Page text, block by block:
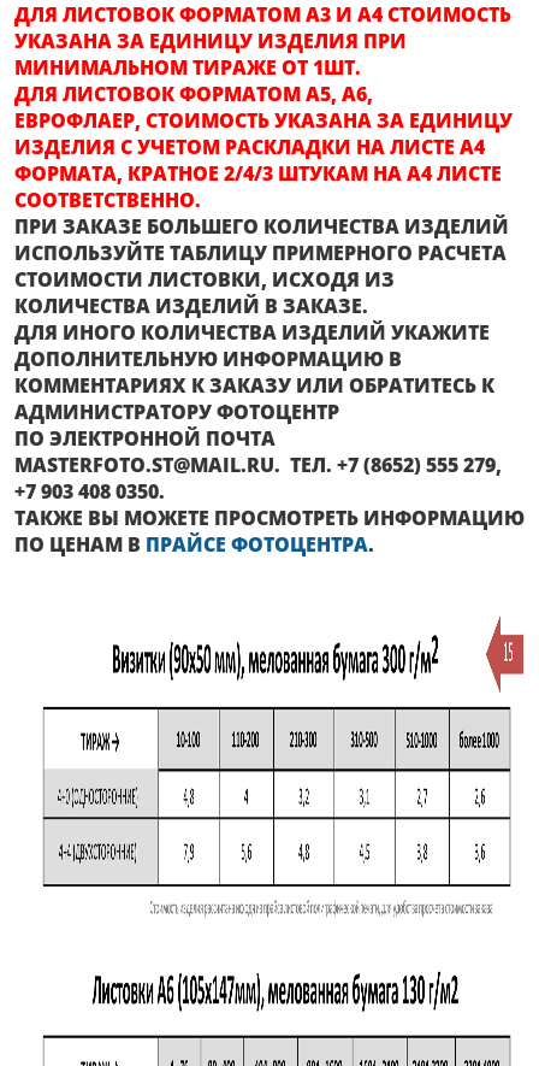
ДЛЯ ЛИСТОВОК ФОРМАТОМ А3 И А4 СТОИМОСТЬ
УКАЗАНА ЗА ЕДИНИЦУ ИЗДЕЛИЯ ПРИ
МИНИМАЛЬНОМ ТИРАЖЕ ОТ 1ШТ.
ДЛЯ ЛИСТОВОК ФОРМАТОМ А5, А6,
ЕВРОФЛАЕР, СТОИМОСТЬ УКАЗАНА ЗА ЕДИНИЦУ
ИЗДЕЛИЯ С УЧЕТОМ РАСКЛАДКИ НА ЛИСТЕ А4
ФОРМАТА, КРАТНОЕ 2/4/3 ШТУКАМ НА А4 ЛИСТЕ
СООТВЕТСТВЕННО.
ПРИ ЗАКАЗЕ БОЛЬШЕГО КОЛИЧЕСТВА ИЗДЕЛИЙ
ИСПОЛЬЗУЙТЕ ТАБЛИЦУ ПРИМЕРНОГО РАСЧЕТА
СТОИМОСТИ ЛИСТОВКИ, ИСХОДЯ ИЗ
КОЛИЧЕСТВА ИЗДЕЛИЙ В ЗАКАЗЕ.
ДЛЯ ИНОГО КОЛИЧЕСТВА ИЗДЕЛИЙ УКАЖИТЕ
ДОПОЛНИТЕЛЬНУЮ ИНФОРМАЦИЮ В
КОММЕНТАРИЯХ К ЗАКАЗУ ИЛИ ОБРАТИТЕСЬ К
АДМИНИСТРАТОРУ ФОТОЦЕНТР
ПО ЭЛЕКТРОННОЙ ПОЧТА
MASTERFOTO.ST@MAIL.RU. ТЕЛ. +7 (8652) 555 279,
+7 903 408 0350.
ТАКЖЕ ВЫ МОЖЕТЕ ПРОСМОТРЕТЬ ИНФОРМАЦИЮ
ПО ЦЕНАМ В ПРАЙСЕ ФОТОЦЕНТРА.